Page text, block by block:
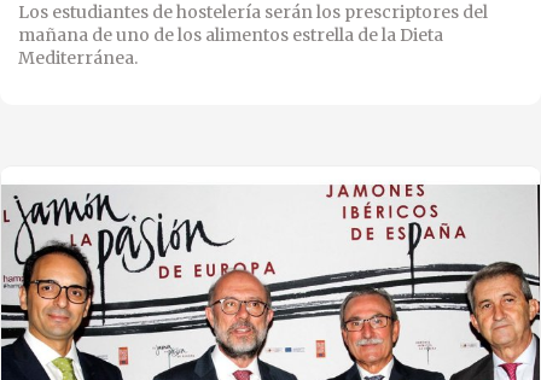
Los estudiantes de hostelería serán los prescriptores del
mañana de uno de los alimentos estrella de la Dieta
Mediterránea.